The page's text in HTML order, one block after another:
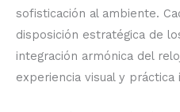
sofisticación al ambiente.
disposición estratégica de
integración armónica del
experiencia visual y práctica